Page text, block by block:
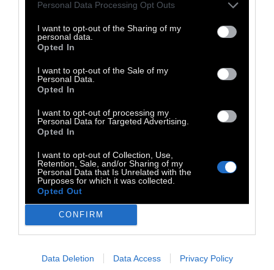
Personal Data Processing Opt Outs
I want to opt-out of the Sharing of my
personal data.
Opted In
I want to opt-out of the Sale of my
Personal Data.
Opted In
I want to opt-out of processing my
Personal Data for Targeted Advertising.
Opted In
I want to opt-out of Collection, Use,
Retention, Sale, and/or Sharing of my
Personal Data that Is Unrelated with the
Purposes for which it was collected.
Opted Out
CONFIRM
Data Deletion Data Access Privacy Policy
Η υπουργός Υγείας επίσης ανακοίνωσε ότι
εξετάζει σχέδιο για τον απολυμαντικό
ψεκασμό όλων των ταξιδιωτών στην
Ουγκάντα. Στις αρχές της εβδομάδας, η
Ουγκάντα απέλασε 22 επισκέπτες, κυρίως
τουρίστες που ήρθαν στη χώρα αεροπορικά,
οι οποίοι προέρχονταν από χώρες με έξαρση
του ιού και αρνήθηκαν να μπουν σε
καραντίνα.
Παρόμοιοι περιορισμοί έχουν ανακοινωθεί
και από άλλες Αφρικανικές χώρες. Η Κένυα
έχει απαγορεύσει τις απευθείας πτήσεις από
Ιταλία, όπως και η Ζανζιβάρη. Η Λαϊκή
επιβολή καραντίνας δύο εβδομάδων σε όλους